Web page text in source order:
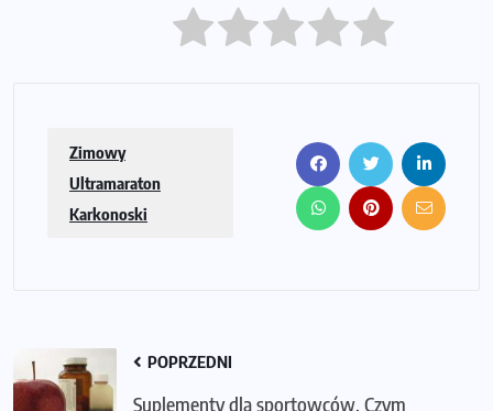
Zimowy
Ultramaraton
Karkonoski
POPRZEDNI
Suplementy dla sportowców. Czym